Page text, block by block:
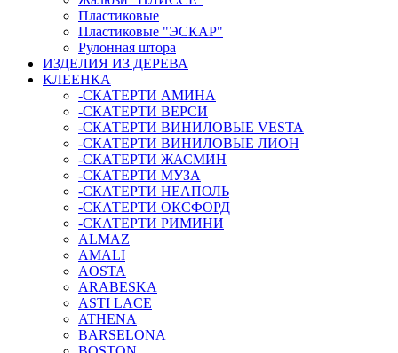
Пластиковые
Пластиковые "ЭСКАР"
Рулонная штора
ИЗДЕЛИЯ ИЗ ДЕРЕВА
КЛЕЕНКА
-СКАТЕРТИ АМИНА
-СКАТЕРТИ ВЕРСИ
-СКАТЕРТИ ВИНИЛОВЫЕ VESTA
-СКАТЕРТИ ВИНИЛОВЫЕ ЛИОН
-СКАТЕРТИ ЖАСМИН
-СКАТЕРТИ МУЗА
-СКАТЕРТИ НЕАПОЛЬ
-СКАТЕРТИ ОКСФОРД
-СКАТЕРТИ РИМИНИ
ALMAZ
AMALI
AOSTA
ARABESKA
ASTI LACE
ATHENA
BARSELONA